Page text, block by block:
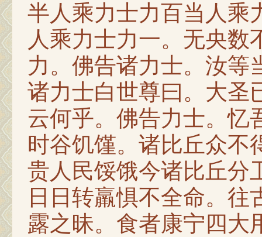
半人乘力士力百当人乘
人乘力士力一。无央数
力。佛告诸力士。汝等
诸力士白世尊曰。大圣
云何乎。佛告力士。忆
时谷饥馑。诸比丘众不
贵人民馁饿今诸比丘分
日日转羸惧不全命。
露之昧。食者康宁四大